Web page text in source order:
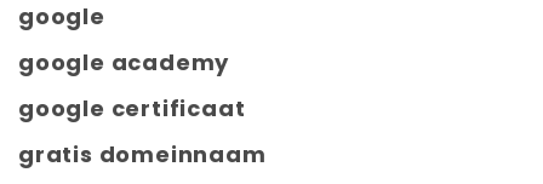
google
google academy
google certificaat
gratis domeinnaam